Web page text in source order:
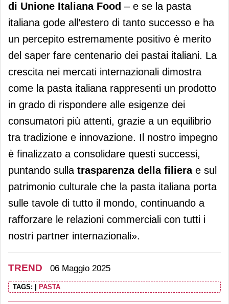
di Unione Italiana Food – e se la pasta
italiana gode all’estero di tanto successo e ha
un percepito estremamente positivo è merito
del saper fare centenario dei pastai italiani. La
crescita nei mercati internazionali dimostra
come la pasta italiana rappresenti un prodotto
in grado di rispondere alle esigenze dei
consumatori più attenti, grazie a un equilibrio
tra tradizione e innovazione. Il nostro impegno
è finalizzato a consolidare questi successi,
puntando sulla trasparenza della filierae sul
patrimonio culturale che la pasta italiana porta
sulle tavole di tutto il mondo, continuando a
rafforzare le relazioni commerciali con tutti i
nostri partner internazionali».
TREND 06 Maggio 2025
TAGS: PASTA